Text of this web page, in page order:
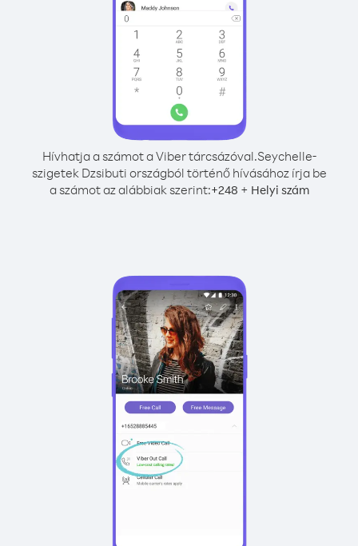
Hívhatja a számot a Viber tárcsázóval.Seychelle-
szigetek Dzsibuti országból történő hívásához írja be
a számot az alábbiak szerint:+248 + Helyi szám